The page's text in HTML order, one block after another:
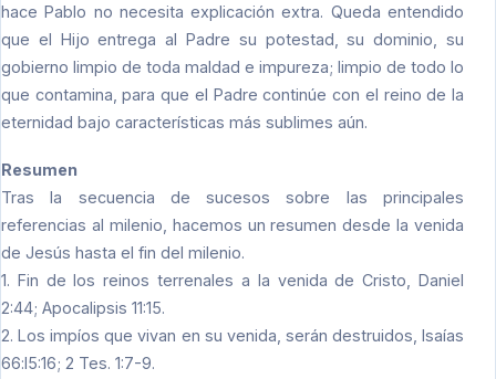
hace Pablo no necesita explicación extra. Queda entendido
que el Hijo entrega al Padre su potestad, su dominio, su
gobierno limpio de toda maldad e impureza; limpio de todo lo
que contamina, para que el Padre continúe con el reino de la
eternidad bajo características más sublimes aún.
Resumen
Tras la secuencia de sucesos sobre las principales
referencias al milenio, hacemos un resumen desde la venida
de Jesús hasta el fin del milenio.
1. Fin de los reinos terrenales a la venida de Cristo, Daniel
2:44; Apocalipsis 11:15.
2. Los impíos que vivan en su venida, serán destruidos, Isaías
66:l5:16; 2 Tes. 1:7-9.